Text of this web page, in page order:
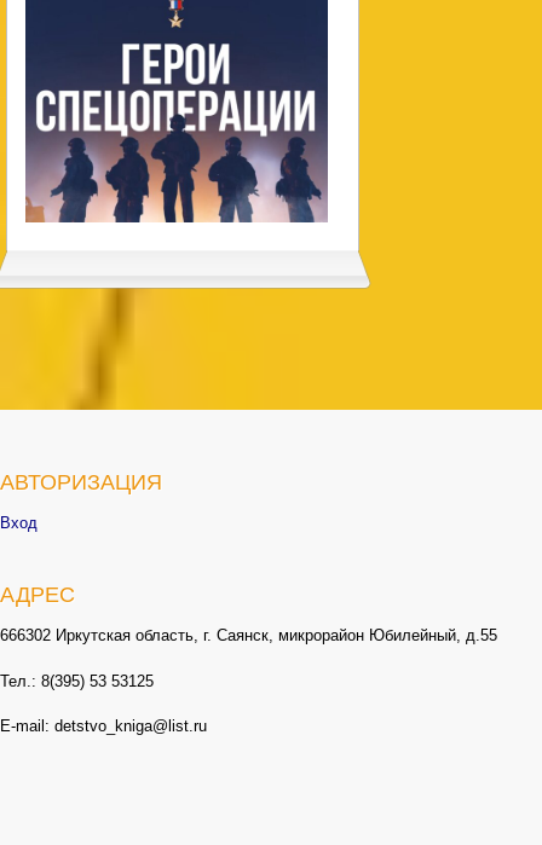
АВТОРИЗАЦИЯ
Вход
АДРЕС
666302 Иркутская область, г. Саянск, микрорайон Юбилейный, д.55
Тел.: 8(395) 53 53125
E-mail: detstvo_kniga@list.ru